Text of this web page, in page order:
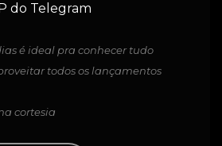
do Telegram
é ideal pra conhecer tudo
todos os lançamentos
cortesia